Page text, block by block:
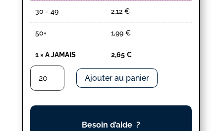
30 - 49 2,12 €
50+ 1,99 €
1× A JAMAIS 2,65€
quantité
A
JAMAIS
Ajouter au panier
Besoin d’aide ?